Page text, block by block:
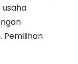
Pemilihan